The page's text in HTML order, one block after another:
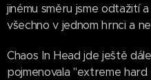
jinému směru jsme odtažití
všechno v jednom hrnci a
Chaos In Head jde ještě
pojmenovala "extreme